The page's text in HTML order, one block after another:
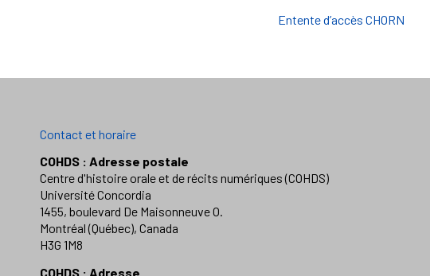
Entente d’accès CHORN
Contact et horaire
COHDS : Adresse postale
Centre d'histoire orale et de récits numériques (COHDS)
Université Concordia
1455, boulevard De Maisonneuve O.
Montréal (Québec), Canada
H3G 1M8
COHDS : Adresse